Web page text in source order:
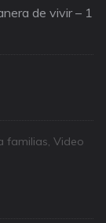
de vivir – 1
familias, Video